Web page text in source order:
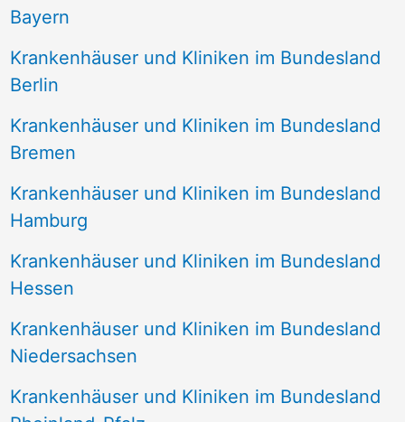
Bayern
Krankenhäuser und Kliniken im Bundesland
Berlin
Krankenhäuser und Kliniken im Bundesland
Bremen
Krankenhäuser und Kliniken im Bundesland
Hamburg
Krankenhäuser und Kliniken im Bundesland
Hessen
Krankenhäuser und Kliniken im Bundesland
Niedersachsen
Krankenhäuser und Kliniken im Bundesland